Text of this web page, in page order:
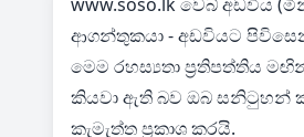
ආගන්තුකයා - අඩවියට
මෙම රහස්‍යතා ප්‍රතිපත්තිය
කියවා ඇති බව ඔබ සනිටුහන්
කැමැත්ත ප්‍රකාශ කරයි.